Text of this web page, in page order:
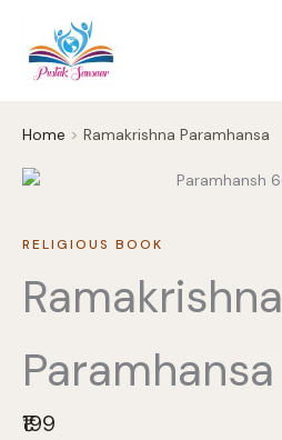
content
Home Ramakrishna Paramhansa
RELIGIOUS BOOK
Ramakrishna
Paramhansa
N
₹199